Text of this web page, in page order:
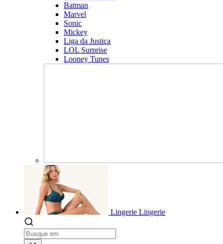
Batman
Marvel
Sonic
Mickey
Liga da Justiça
LOL Surprise
Looney Tunes
Lingerie Lingerie